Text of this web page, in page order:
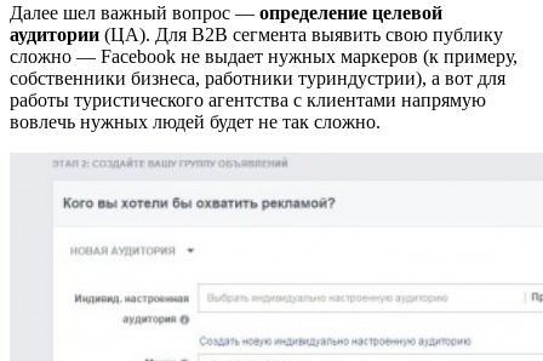
Далее шел важный вопрос — определение целевой
аудитории (ЦА). Для В2В сегмента выявить свою публику
сложно — Facebook не выдает нужных маркеров (к примеру,
собственники бизнеса, работники туриндустрии), а вот для
работы туристического агентства с клиентами напрямую
вовлечь нужных людей будет не так сложно.